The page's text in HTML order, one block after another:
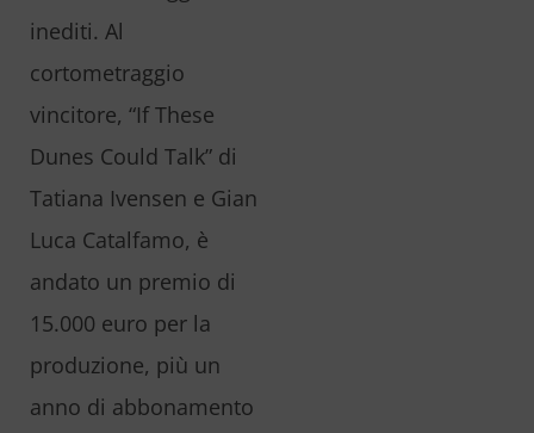
inediti. Al
cortometraggio
vincitore, “If These
Dunes Could Talk” di
Tatiana Ivensen e Gian
Luca Catalfamo, è
andato un premio di
15.000 euro per la
produzione, più un
anno di abbonamento